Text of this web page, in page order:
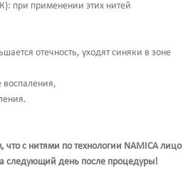
при применении этих нитей
отечность, уходят синяки в зоне
воспаления,
что с нитями по технологии NAMICA лицо
следующий день после процедуры!